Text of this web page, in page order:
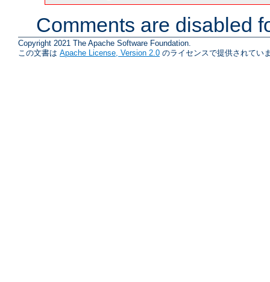
Comments are disabled
Copyright 2021 The Apache Software Foundation.
この文書は Apache License, Version 2.0 のライセンスで提供されてい